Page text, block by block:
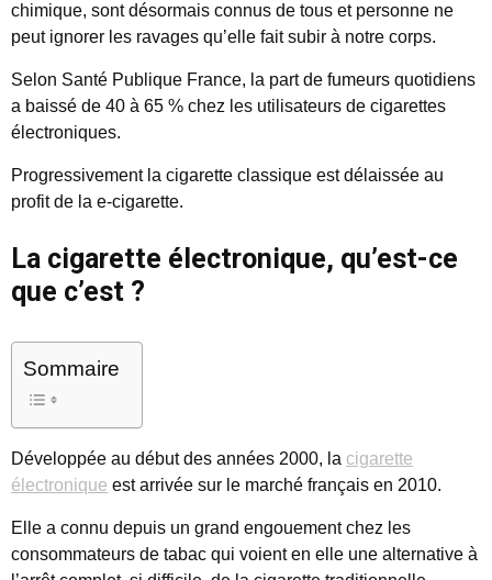
chimique, sont désormais connus de tous et personne ne
peut ignorer les ravages qu’elle fait subir à notre corps.
Selon Santé Publique France, la part de fumeurs quotidiens
a baissé de 40 à 65 % chez les utilisateurs de cigarettes
électroniques.
Progressivement la cigarette classique est délaissée au
profit de la e-cigarette.
La cigarette électronique, qu’est-ce
que c’est ?
Sommaire
Développée au début des années 2000, la cigarette
électronique est arrivée sur le marché français en 2010.
Elle a connu depuis un grand engouement chez les
consommateurs de tabac qui voient en elle une alternative à